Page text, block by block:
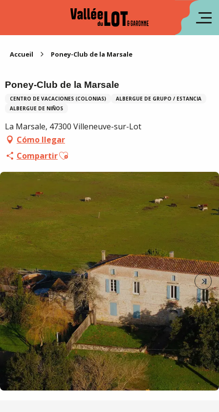
Accueil Poney-Club de la Marsale
Poney-Club de la Marsale
CENTRO DE VACACIONES (COLONIAS)
ALBERGUE DE GRUPO / ESTANCIA
ALBERGUE DE NIÑOS
La Marsale, 47300 Villeneuve-sur-Lot
Cómo llegar
CompartirAjouter aux favoris